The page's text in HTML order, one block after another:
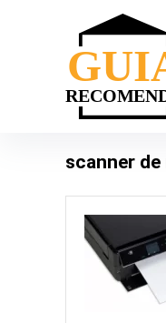
scanner de